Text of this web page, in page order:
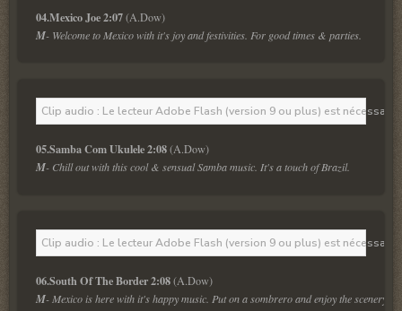
04.Mexico Joe 2:07 (A.Dow)
M- Welcome to Mexico with it's joy and festivities. For good times & parties.
Clip audio : Le lecteur Adobe Flash (version 9 ou plus) est
05.Samba Com Ukulele 2:08 (A.Dow)
M- Chill out with this cool & sensual Samba music. It's a touch of Brazil.
Clip audio : Le lecteur Adobe Flash (version 9 ou plus) est
06.South Of The Border 2:08 (A.Dow)
M- Mexico is here with it's happy music. Put on a sombrero and enjoy the scenery.